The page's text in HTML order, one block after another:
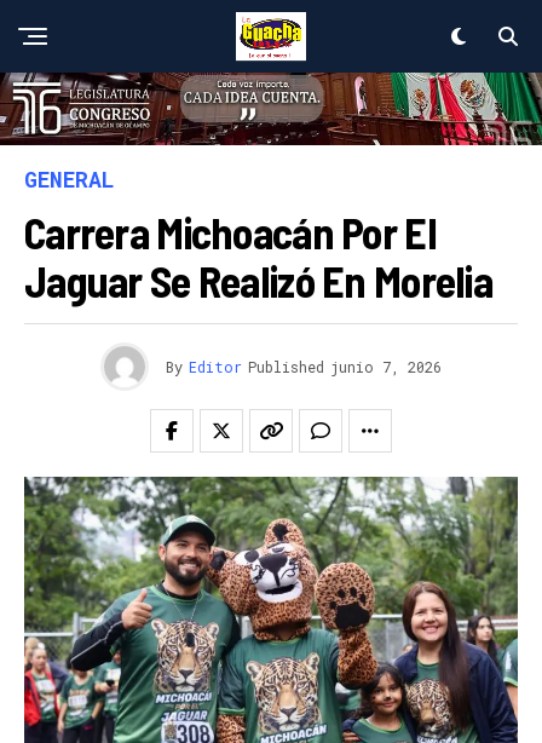
GENERAL
Carrera Michoacán Por El
Jaguar Se Realizó En Morelia
By Editor Published junio 7, 2026